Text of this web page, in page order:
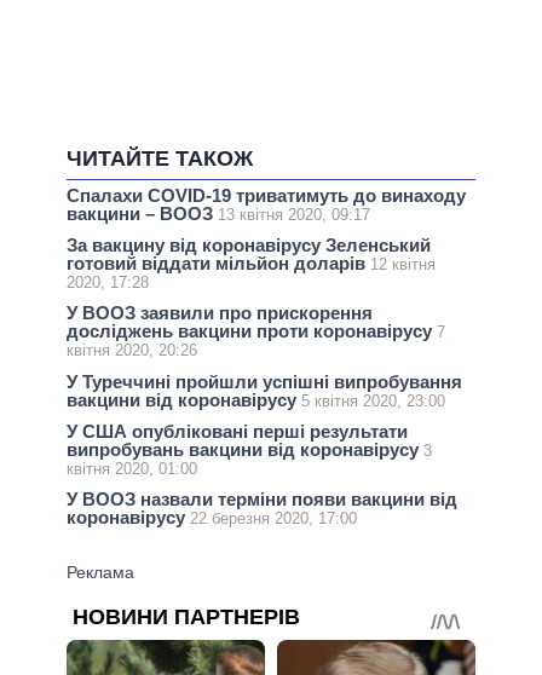
ЧИТАЙТЕ ТАКОЖ
Спалахи COVID-19 триватимуть до винаходу
вакцини – ВООЗ 13 квітня 2020, 09:17
За вакцину від коронавірусу Зеленський
готовий віддати мільйон доларів 12 квітня
2020, 17:28
У ВООЗ заявили про прискорення
досліджень вакцини проти коронавірусу 7
квітня 2020, 20:26
У Туреччині пройшли успішні випробування
вакцини від коронавірусу 5 квітня 2020, 23:00
У США опубліковані перші результати
випробувань вакцини від коронавірусу 3
квітня 2020, 01:00
У ВООЗ назвали терміни появи вакцини від
коронавірусу 22 березня 2020, 17:00